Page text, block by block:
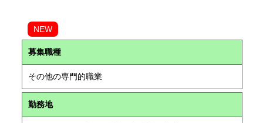
NEW
募集職種
その他の専門的職業
勤務地